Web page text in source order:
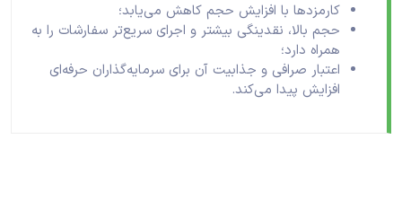
کارمزدها با افزایش حجم کاهش می‌یابد؛
حجم بالا، نقدینگی بیشتر و اجرای سریع‌تر سفارشات را به
همراه دارد؛
اعتبار صرافی و جذابیت آن برای سرمایه‌گذاران حرفه‌ای
افزایش پیدا می‌کند.